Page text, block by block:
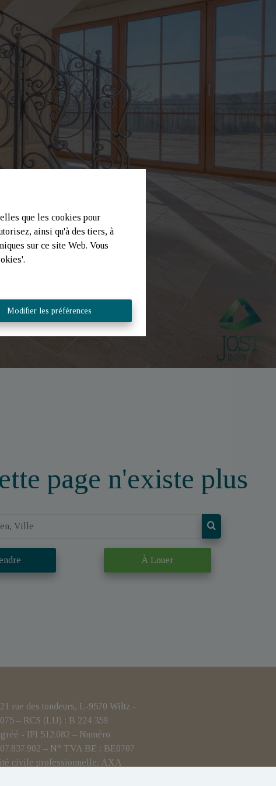
que les cookies pour
ainsi qu'à des tiers, à
sur ce site Web. Vous
Modifier les préférences
page n'existe plus
À Louer
rue des tondeurs, L-9570 Wiltz -
– RCS (LU) : B 224 359
- IPI 512.082 – Numéro
– N° TVA BE : BE0707
civile professionnelle: AXA